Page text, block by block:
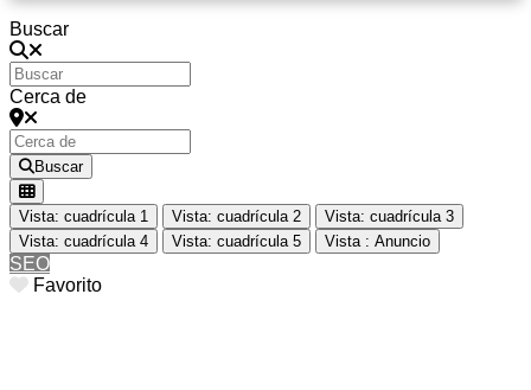
Buscar
Cerca de
Buscar
Vista: cuadrícula 1 Vista: cuadrícula 2
Vista: cuadrícula 3
Vista: cuadrícula 4
Vista: cuadrícula 5 Vista : Anuncio
SEO
Favorito